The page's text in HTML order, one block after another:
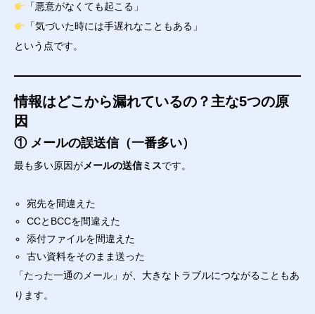
「悪意がなくても起こる」
「気づいた時には手遅れなこともある」
という点です。
情報はどこから漏れているの？主な5つの原
因
① メールの誤送信（一番多い）
最も多い原因がメールの送信ミスです。
宛先を間違えた
CCとBCCを間違えた
添付ファイルを間違えた
古い資料をそのまま送った
「たった一通のメール」が、大きなトラブルにつながることもあ
ります。